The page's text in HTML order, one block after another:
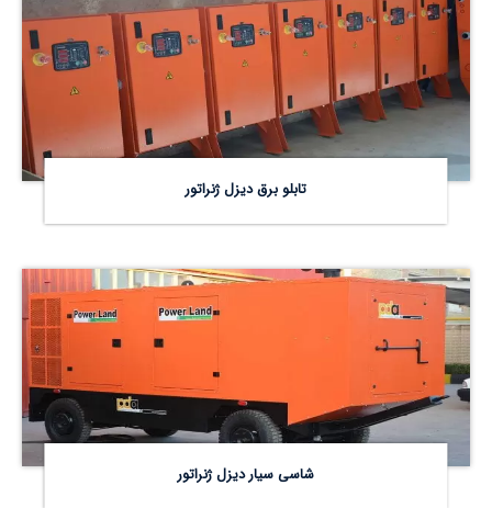
تابلو برق دیزل ژنراتور
شاسی سیار دیزل ژنراتور